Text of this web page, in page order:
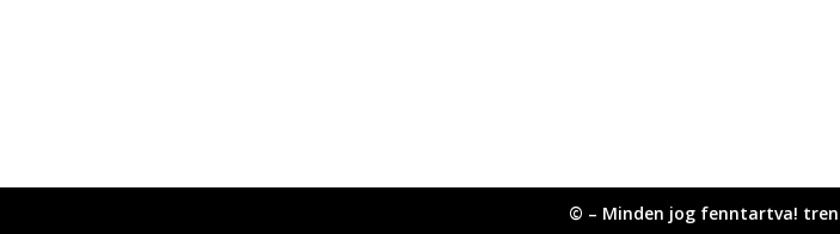
© – Minden jog fenntartva!